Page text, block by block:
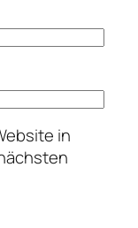
in